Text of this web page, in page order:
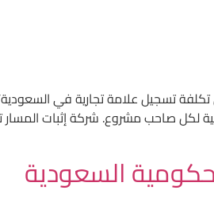
تسجيل علامة تجارية في
لكل صاحب مشروع. شركة إثبات
السعودية